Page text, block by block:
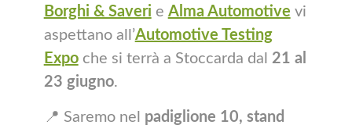
Borghi & Saveri e Alma Automotive vi
aspettano all’Automotive Testing
Expoche si terrà a Stoccarda dal 21 al
23 giugno.
📍 Saremo nel padiglione 10, stand